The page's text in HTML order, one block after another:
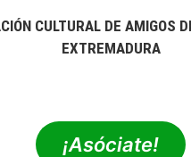
CULTURAL DE AMIGOS
EXTREMADURA
¡Asóciate!